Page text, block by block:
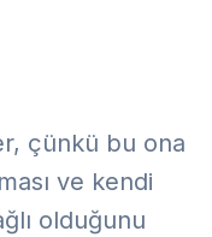
çünkü bu ona
ve kendi
olduğunu